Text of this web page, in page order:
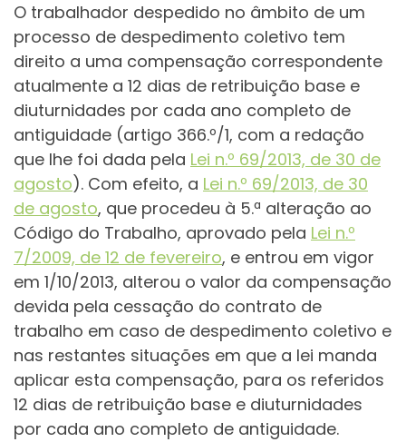
O trabalhador despedido no âmbito de um
processo de despedimento coletivo tem
direito a uma compensação correspondente
atualmente a 12 dias de retribuição base e
diuturnidades por cada ano completo de
antiguidade (artigo 366.º/1, com a redação
que lhe foi dada pela Lei n.º 69/2013, de 30 de
agosto). Com efeito, a Lei n.º 69/2013, de 30
de agosto, que procedeu à 5.ª alteração ao
Código do Trabalho, aprovado pela Lei n.º
7/2009, de 12 de fevereiro, e entrou em vigor
em 1/10/2013, alterou o valor da compensação
devida pela cessação do contrato de
trabalho em caso de despedimento coletivo e
nas restantes situações em que a lei manda
aplicar esta compensação, para os referidos
12 dias de retribuição base e diuturnidades
por cada ano completo de antiguidade.